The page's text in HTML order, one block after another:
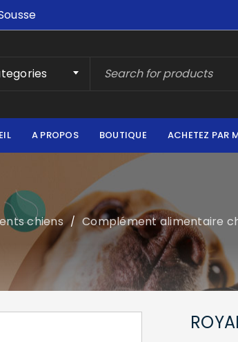
A PROPOS BOUTIQUE ACHETEZ PAR
chiens / Complément alimentaire